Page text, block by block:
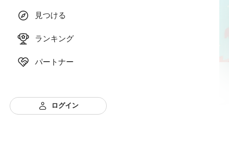
見つける
ランキング
パートナー
ログイン